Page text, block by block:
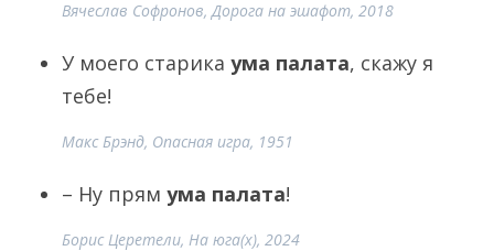
Вячеслав Софронов, Дорога на эшафот, 2018
У моего старика ума палата, скажу я
тебе!
Макс Брэнд, Опасная игра, 1951
– Ну прям ума палата!
Борис Церетели, На юга(х), 2024